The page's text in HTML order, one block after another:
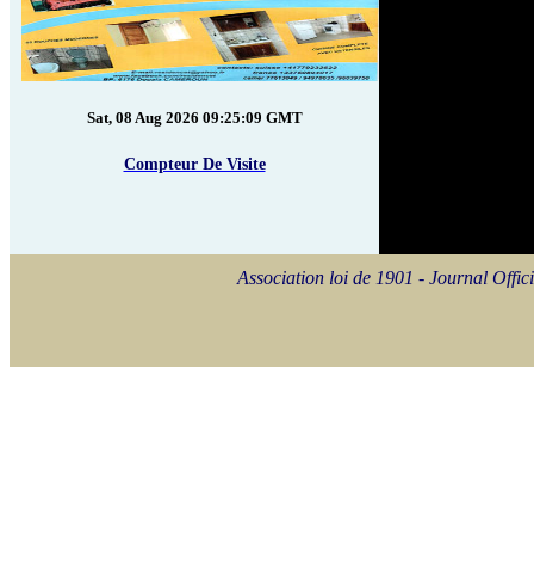
Sat, 08 Aug 2026 09:25:09 GMT
Compteur De Visite
Association loi de 1901 - Journal